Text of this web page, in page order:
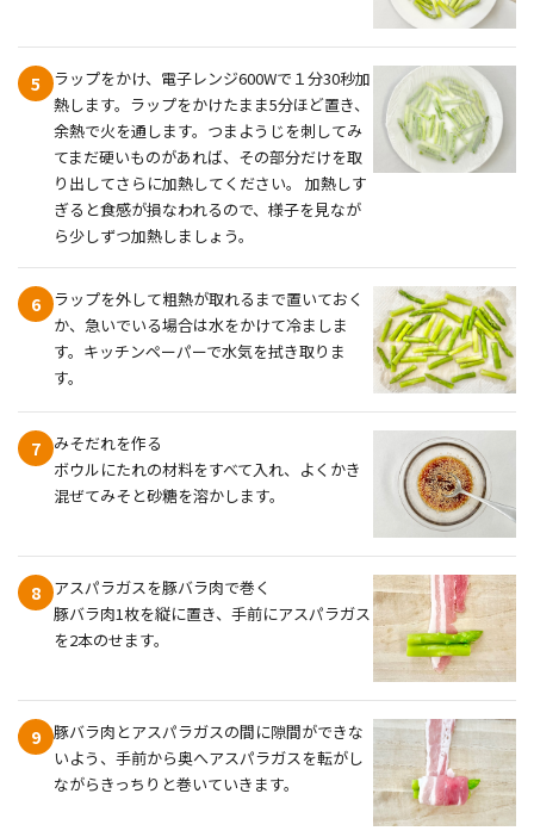
5
ラップをかけ、電子レンジ600Wで１分30秒加
熱します。ラップをかけたまま5分ほど置き、
余熱で火を通します。つまようじを刺してみ
てまだ硬いものがあれば、その部分だけを取
り出してさらに加熱してください。 加熱しす
ぎると食感が損なわれるので、様子を見なが
ら少しずつ加熱しましょう。
6
ラップを外して粗熱が取れるまで置いておく
か、急いでいる場合は水をかけて冷ましま
す。キッチンペーパーで水気を拭き取りま
す。
7
みそだれを作る
ボウルにたれの材料をすべて入れ、よくかき
混ぜてみそと砂糖を溶かします。
8
アスパラガスを豚バラ肉で巻く
豚バラ肉1枚を縦に置き、手前にアスパラガス
を2本のせます。
9 豚バラ肉とアスパラガスの間に隙間ができな
いよう、手前から奥へアスパラガスを転がし
ながらきっちりと巻いていきます。